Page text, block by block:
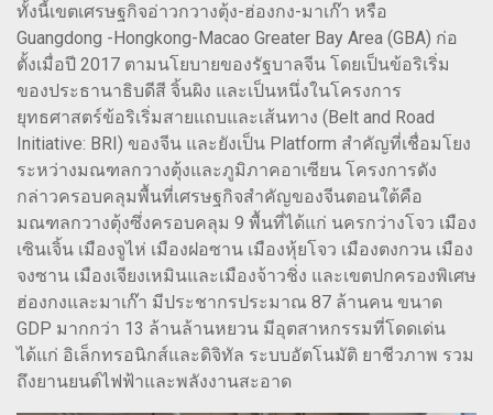
ทั้งนี้เขตเศรษฐกิจอ่าวกวางตุ้ง-ฮ่องกง-มาเก๊า หรือ
Guangdong -Hongkong-Macao Greater Bay Area (GBA) ก่อ
ตั้งเมื่อปี 2017 ตามนโยบายของรัฐบาลจีน โดยเป็นข้อริเริ่ม
ของประธานาธิบดีสี จิ้นผิง และเป็นหนึ่งในโครงการ
ยุทธศาสตร์ข้อริเริ่มสายแถบและเส้นทาง (Belt and Road
Initiative: BRI) ของจีน และยังเป็น Platform สำคัญที่เชื่อมโยง
ระหว่างมณฑลกวางตุ้งและภูมิภาคอาเซียน โครงการดัง
กล่าวครอบคลุมพื้นที่เศรษฐกิจสำคัญของจีนตอนใต้คือ
มณฑลกวางตุ้งซึ่งครอบคลุม 9 พื้นที่ได้แก่ นครกว่างโจว เมือง
เซินเจิ้น เมืองจูไห่ เมืองฝอซาน เมืองหุ้ยโจว เมืองตงกวน เมือง
จงซาน เมืองเจียงเหมินและเมืองจ้าวชิ่ง และเขตปกครองพิเศษ
ฮ่องกงและมาเก๊า มีประชากรประมาณ 87 ล้านคน ขนาด
GDP มากกว่า 13 ล้านล้านหยวน มีอุตสาหกรรมที่โดดเด่น
ได้แก่ อิเล็กทรอนิกส์และดิจิทัล ระบบอัตโนมัติ ยาชีวภาพ รวม
ถึงยานยนต์ไฟฟ้าและพลังงานสะอาด